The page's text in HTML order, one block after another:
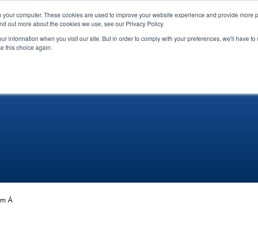
computer. These cookies are used to improve your website experience and provide more
out more about the cookies we use, see our Privacy Policy.
information when you visit our site. But in order to comply with your preferences, we'll have
this choice again.
sản xuất lời chứng thực Bảng Tin Về chúng tôi
Á